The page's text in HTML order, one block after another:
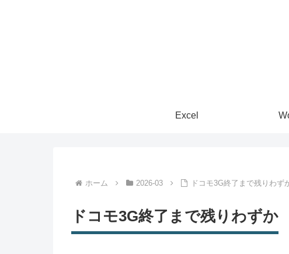
Excel
ホーム 2026-03 ドコモ3G終了まで残りわず
ドコモ3G終了まで残りわずか